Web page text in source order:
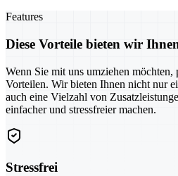
Features
Diese Vorteile bieten wir
Wenn Sie mit uns umziehen
Vorteilen. Wir bieten Ihnen nicht nur
auch eine Vielzahl von
einfacher und stressfreier machen.
Stressfrei